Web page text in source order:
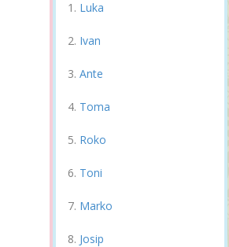
Luka
Ivan
Ante
Toma
Roko
Toni
Marko
Josip